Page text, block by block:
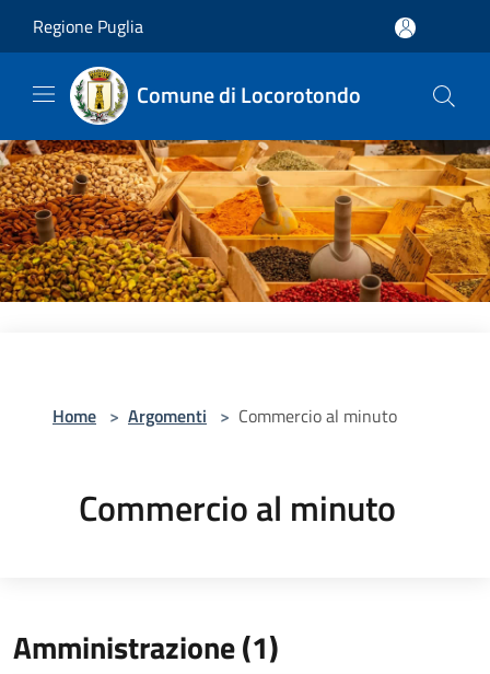
Regione Puglia
Comune di Locorotondo
Home > Argomenti > Commercio al minuto
Commercio al minuto
Amministrazione (1)